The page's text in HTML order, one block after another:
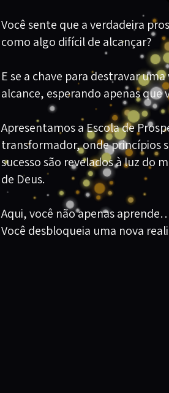
Você sente que a verdadeira
como algo difícil de alcançar?
E se a chave para destravar
alcance, esperando apenas que
Apresentamos a Escola de
transformador, onde princípios
sucesso são revelados à luz do
de Deus.
Aqui, você não apenas
Você desbloqueia uma nova